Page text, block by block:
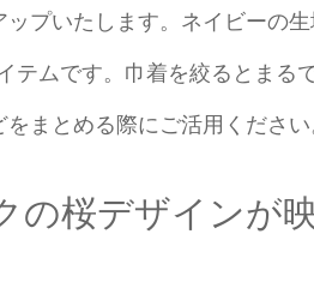
プいたします。ネイビーの
テムです。巾着を絞るとま
まとめる際にご活用ください
の桜デザインが